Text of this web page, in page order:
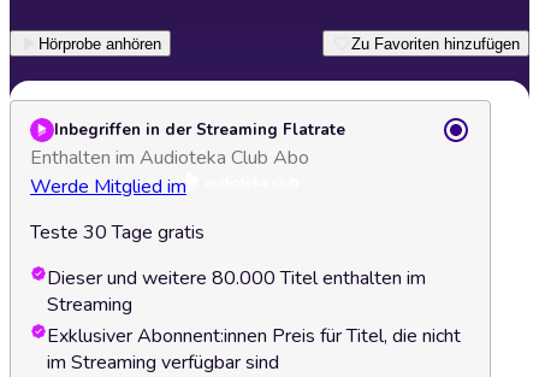
Hörprobe anhören Zu Favoriten hinzufügen
Inbegriffen in der Streaming Flatrate
Enthalten im Audioteka Club Abo
Werde Mitglied im
Teste 30 Tage gratis
Dieser und weitere 80.000 Titel enthalten im
Streaming
Exklusiver Abonnent:innen Preis für Titel, die nicht
im Streaming verfügbar sind